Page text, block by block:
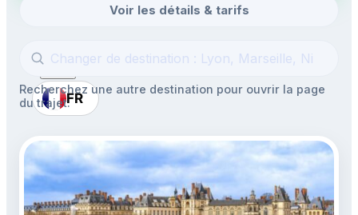
Excursions
FR
Voir les détails & tarifs
Recherchez une autre destination pour ouvrir la page
du trajet.